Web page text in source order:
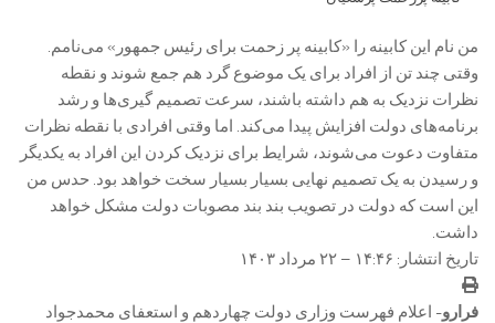
من نام این کابینه را «کابینه پر زحمت برای رئیس جمهور» می‌نامم.
وقتی چند تن از افراد برای یک موضوع گرد هم جمع شوند و نقطه
نظرات نزدیک به هم داشته باشند، سرعت تصمیم گیری‌ها و رشد
برنامه‌های دولت افزایش پیدا می‌کند. اما وقتی افرادی با نقطه نظرات
متفاوت دعوت می‌شوند، شرایط برای نزدیک کردن این افراد به یکدیگر
و رسیدن به یک تصمیم نهایی بسیار بسیار سخت خواهد بود. حدس من
این است که دولت در تصویب بند بند مصوبات دولت مشکل خواهد
داشت.
تاریخ انتشار: ۱۴:۴۶ – ۲۲ مرداد ۱۴۰۳
فرارو- اعلام فهرست وزاری دولت چهاردهم و استعفای محمدجواد